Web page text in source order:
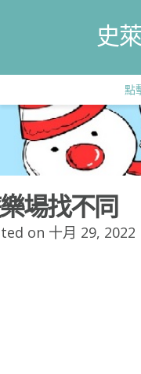
史
點
場找不同
on 十月 29, 2022